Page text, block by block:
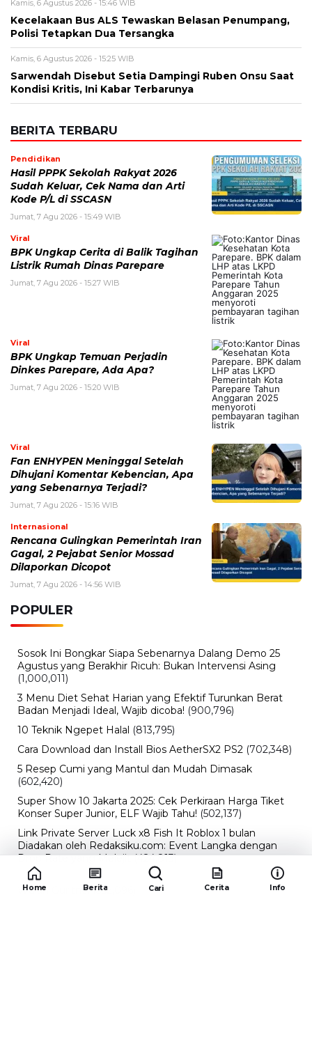
Kamis, 6 Agustus 2026 - 15:46 WIB
Kecelakaan Bus ALS Tewaskan Belasan Penumpang,
Polisi Tetapkan Dua Tersangka
Kamis, 6 Agustus 2026 - 15:25 WIB
Sarwendah Disebut Setia Dampingi Ruben Onsu Saat
Kondisi Kritis, Ini Kabar Terbarunya
BERITA TERBARU
Pendidikan
Hasil PPPK Sekolah Rakyat 2026
Sudah Keluar, Cek Nama dan Arti
Kode P/L di SSCASN
Jumat, 7 Agu 2026 - 15:49 WIB
Viral
BPK Ungkap Cerita di Balik Tagihan
Listrik Rumah Dinas Parepare
Jumat, 7 Agu 2026 - 15:27 WIB
Viral
BPK Ungkap Temuan Perjadin
Dinkes Parepare, Ada Apa?
Jumat, 7 Agu 2026 - 15:20 WIB
Viral
Fan ENHYPEN Meninggal Setelah
Dihujani Komentar Kebencian, Apa
yang Sebenarnya Terjadi?
Jumat, 7 Agu 2026 - 15:16 WIB
Internasional
Rencana Gulingkan Pemerintah Iran
Gagal, 2 Pejabat Senior Mossad
Dilaporkan Dicopot
Jumat, 7 Agu 2026 - 14:56 WIB
POPULER
Sosok Ini Bongkar Siapa Sebenarnya Dalang Demo 25
Agustus yang Berakhir Ricuh: Bukan Intervensi Asing
(1,000,011)
3 Menu Diet Sehat Harian yang Efektif Turunkan Berat
Badan Menjadi Ideal, Wajib dicoba! (900,796)
10 Teknik Ngepet Halal (813,795)
Cara Download dan Install Bios AetherSX2 PS2 (702,348)
5 Resep Cumi yang Mantul dan Mudah Dimasak
(602,420)
Super Show 10 Jakarta 2025: Cek Perkiraan Harga Tiket
Konser Super Junior, ELF Wajib Tahu! (502,137)
Link Private Server Luck x8 Fish It Roblox 1 bulan
Diadakan oleh Redaksiku.com: Event Langka dengan
Drop Rate yang Melejit (424,813)
10 Film Indonesia Tayang November 2024, Ada Film
Wulan Guritno! (352,096)
Home Berita Cari Cerita Info